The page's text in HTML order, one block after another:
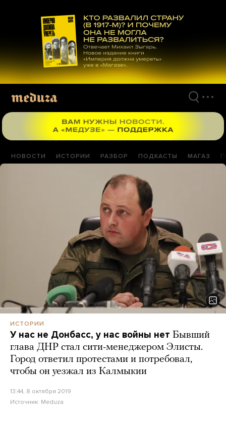
материалам
НОВОСТИ ИСТОРИИ РАЗБОР ПОДКАСТЫ МАГАЗ
ИСТОРИИ
У нас не Донбасс, у нас войны нет Бывший
глава ДНР стал сити-менеджером Элисты.
Город ответил протестами и потребовал,
чтобы он уезжал из Калмыкии
13:44, 8 октября 2019
Источник: Meduza